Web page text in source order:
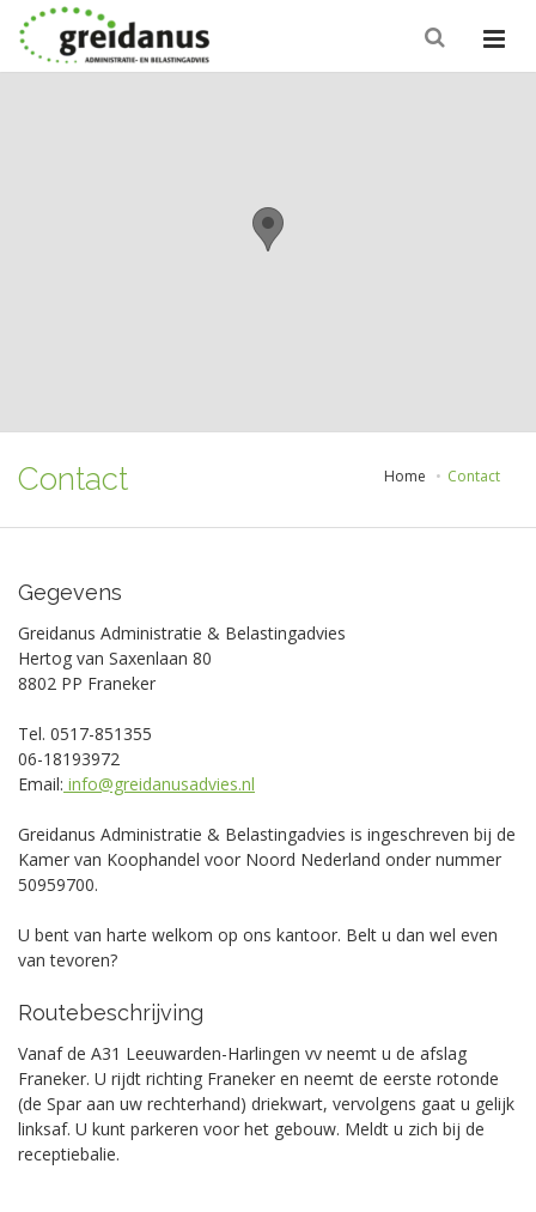
Home Contact
Contact
Gegevens
Greidanus Administratie & Belastingadvies
Hertog van Saxenlaan 80
8802 PP Franeker
Tel. 0517-851355
06-18193972
Email: info@greidanusadvies.nl
Greidanus Administratie & Belastingadvies is ingeschreven bij de
Kamer van Koophandel voor Noord Nederland onder nummer
50959700.
U bent van harte welkom op ons kantoor. Belt u dan wel even
van tevoren?
Routebeschrijving
Vanaf de A31 Leeuwarden-Harlingen vv neemt u de afslag
Franeker. U rijdt richting Franeker en neemt de eerste rotonde
(de Spar aan uw rechterhand) driekwart, vervolgens gaat u gelijk
linksaf. U kunt parkeren voor het gebouw. Meldt u zich bij de
receptiebalie.